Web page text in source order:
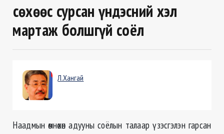
Өсөхөөс сурсан үндэсний хэл
мартаж болшгүй соёл
Л.Хангай
Наадмын өмнөхөн адууны соёлын талаар үзэсгэлэн гарсан